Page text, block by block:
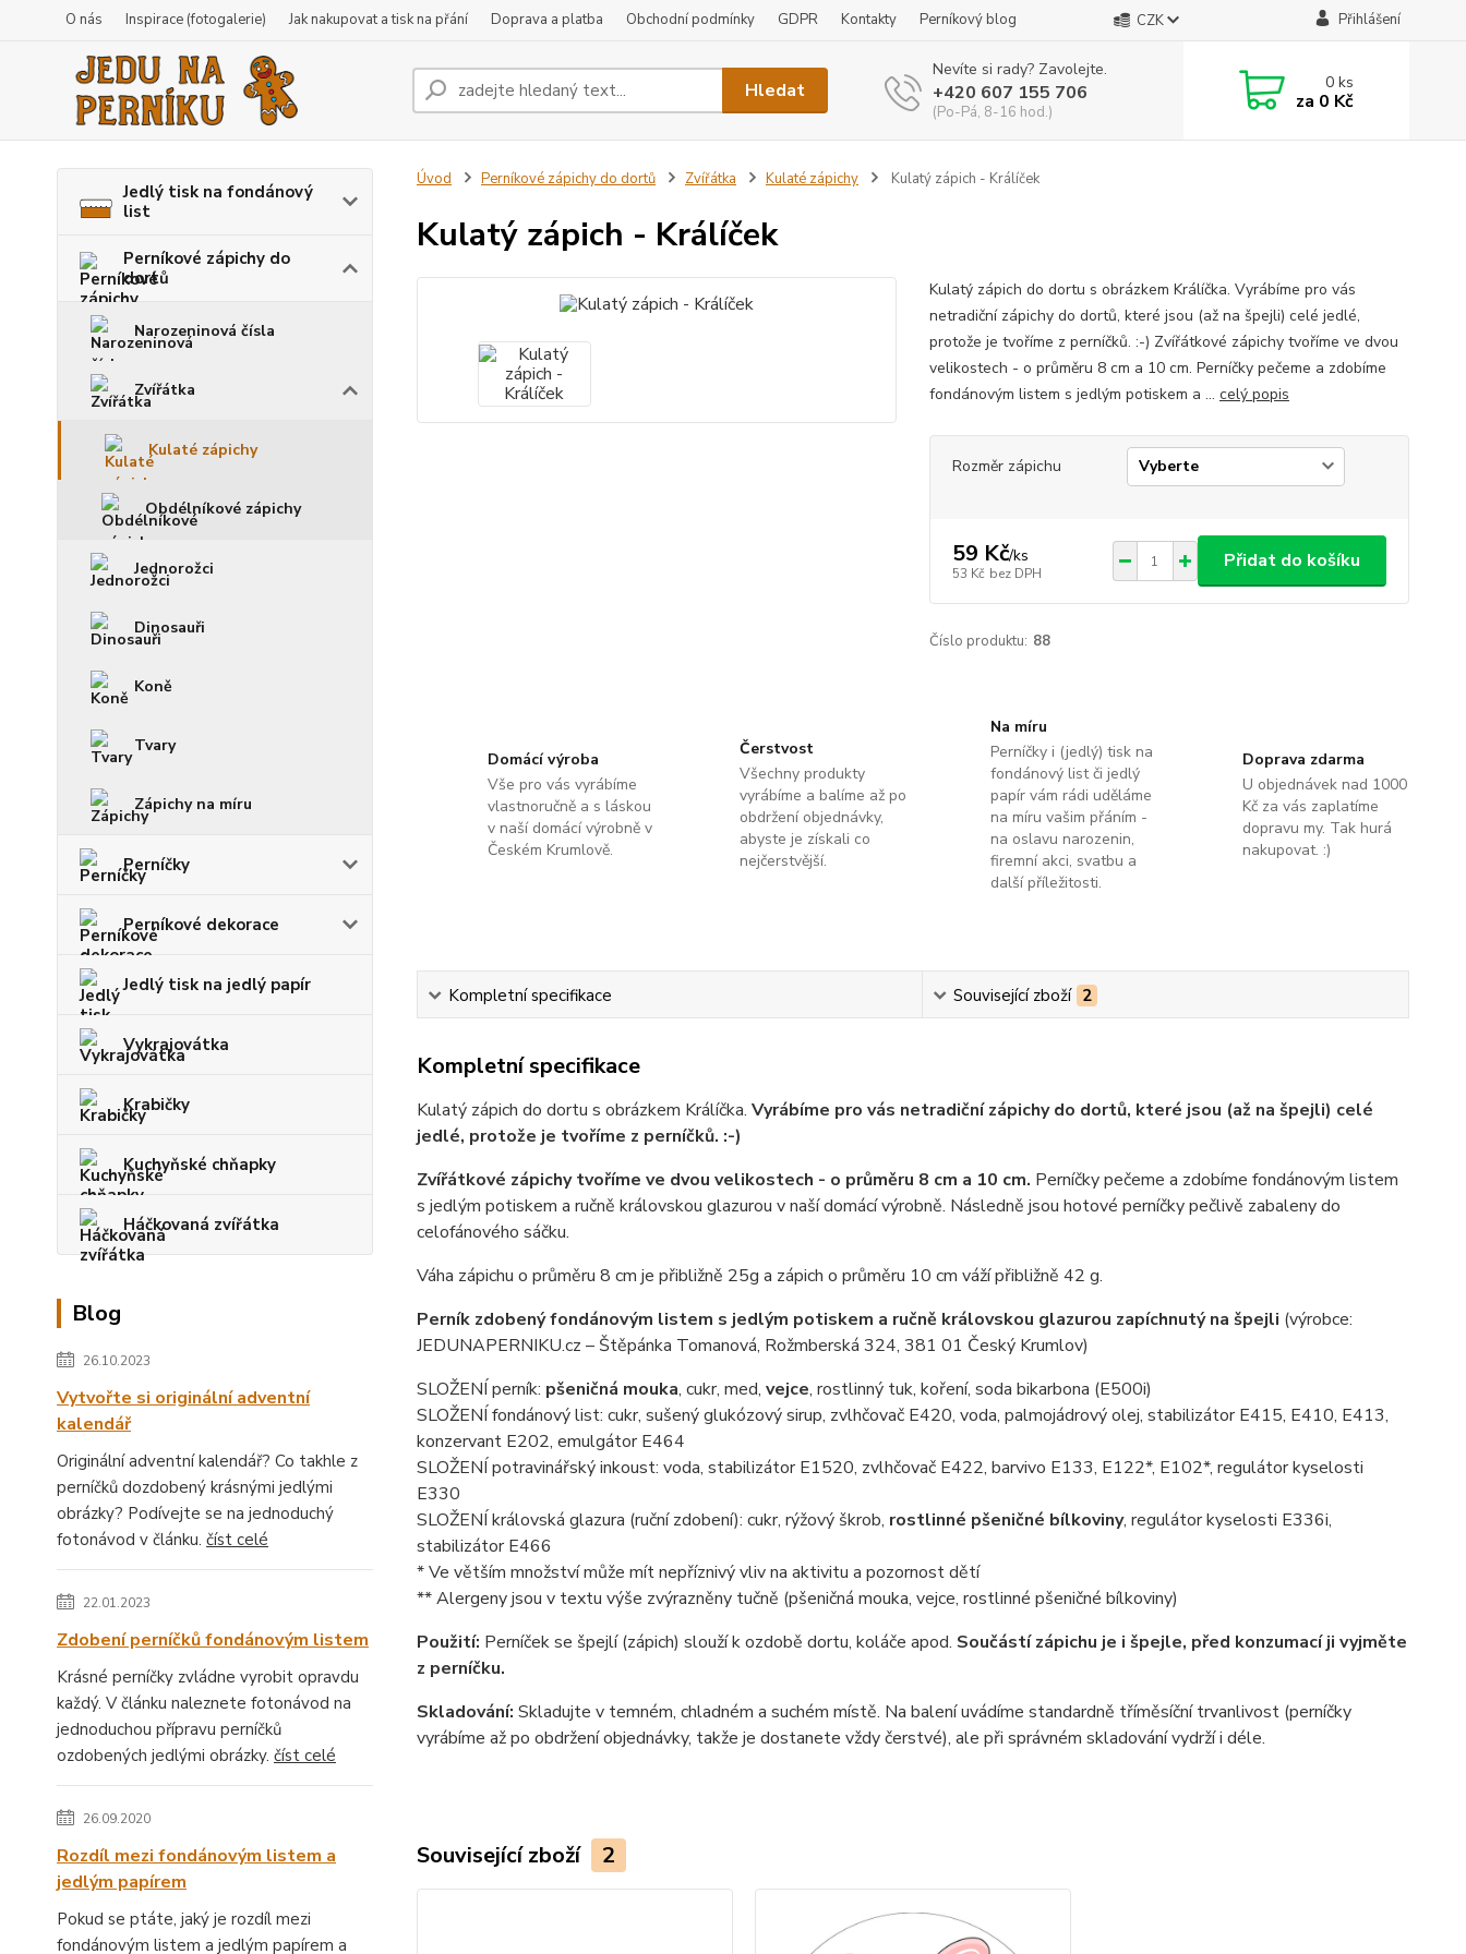
O nás Inspirace (fotogalerie) Jak nakupovat a tisk na přání Doprava a platba Obchodní podmínky GDPR Kontakty Perníkový blog CZK Přihlášení
Hledat
Nevíte si rady? Zavolejte.
+420 607 155 706
(Po-Pá, 8-16 hod.)
0ks
za 0 Kč
Jedlý tisk na fondánový
list
Perníkové zápichy do
dortů
Narozeninová čísla
Zvířátka
Kulaté zápichy
Obdélníkové zápichy
Jednorožci
Dinosauři
Koně
Tvary
Zápichy na míru
Perníčky
Perníkové dekorace
Jedlý tisk na jedlý papír
Vykrajovátka
Krabičky
Kuchyňské chňapky
Háčkovaná zvířátka
Blog
26.10.2023
Vytvořte si originální adventní
kalendář
Originální adventní kalendář? Co takhle z
perníčků dozdobený krásnými jedlými
obrázky? Podívejte se na jednoduchý
fotonávod v článku. číst celé
22.01.2023
Zdobení perníčků fondánovým listem
Krásné perníčky zvládne vyrobit opravdu
každý. V článku naleznete fotonávod na
jednoduchou přípravu perníčků
ozdobených jedlými obrázky. číst celé
26.09.2020
Rozdíl mezi fondánovým listem a
jedlým papírem
Pokud se ptáte, jaký je rozdíl mezi
fondánovým listem a jedlým papírem a
Úvod Perníkové zápichy do dortů Zvířátka Kulaté zápichy Kulatý zápich - Králíček
Kulatý zápich - Králíček
Kulatý zápich do dortu s obrázkem Králíčka. Vyrábíme pro vás
netradiční zápichy do dortů, které jsou (až na špejli) celé jedlé,
protože je tvoříme z perníčků. :-) Zvířátkové zápichy tvoříme ve dvou
velikostech - o průměru 8 cm a 10 cm. Perníčky pečeme a zdobíme
fondánovým listem s jedlým potiskem a ... celý popis
Rozměr zápichu
59 Kč/ks
53 Kč bez DPH
Přidat do košíku
Číslo produktu: 88
Domácí výroba
Vše pro vás vyrábíme
vlastnoručně a s láskou
v naší domácí výrobně v
Českém Krumlově.
Čerstvost
Všechny produkty
vyrábíme a balíme až po
obdržení objednávky,
abyste je získali co
nejčerstvější.
Na míru
Perníčky i (jedlý) tisk na
fondánový list či jedlý
papír vám rádi uděláme
na míru vašim přáním -
na oslavu narozenin,
firemní akci, svatbu a
další příležitosti.
Doprava zdarma
U objednávek nad 1000
Kč za vás zaplatíme
dopravu my. Tak hurá
nakupovat. :)
Kompletní specifikace Související zboží 2
Kompletní specifikace
Kulatý zápich do dortu s obrázkem Králíčka. Vyrábíme pro vás netradiční zápichy do dortů, které jsou (až na špejli) celé
jedlé, protože je tvoříme z perníčků. :-)
Zvířátkové zápichy tvoříme ve dvou velikostech - o průměru 8 cm a 10 cm. Perníčky pečeme a zdobíme fondánovým listem
s jedlým potiskem a ručně královskou glazurou v naší domácí výrobně. Následně jsou hotové perníčky pečlivě zabaleny do
celofánového sáčku.
Váha zápichu o průměru 8 cm je přibližně 25g a zápich o průměru 10 cm váží přibližně 42 g.
Perník zdobený fondánovým listem s jedlým potiskem a ručně královskou glazurou zapíchnutý na špejli (výrobce:
JEDUNAPERNIKU.cz – Štěpánka Tomanová, Rožmberská 324, 381 01 Český Krumlov)
SLOŽENÍ perník: pšeničná mouka, cukr, med, vejce, rostlinný tuk, koření, soda bikarbona (E500i)
SLOŽENÍ fondánový list: cukr, sušený glukózový sirup, zvlhčovač E420, voda, palmojádrový olej, stabilizátor E415, E410, E413,
konzervant E202, emulgátor E464
SLOŽENÍ potravinářský inkoust: voda, stabilizátor E1520, zvlhčovač E422, barvivo E133, E122*, E102*, regulátor kyselosti
E330
SLOŽENÍ královská glazura (ruční zdobení): cukr, rýžový škrob, rostlinné pšeničné bílkoviny, regulátor kyselosti E336i,
stabilizátor E466
* Ve větším množství může mít nepříznivý vliv na aktivitu a pozornost dětí
** Alergeny jsou v textu výše zvýrazněny tučně (pšeničná mouka, vejce, rostlinné pšeničné bílkoviny)
Použití: Perníček se špejlí (zápich) slouží k ozdobě dortu, koláče apod. Součástí zápichu je i špejle, před konzumací ji vyjměte
z perníčku.
Skladování: Skladujte v temném, chladném a suchém místě. Na balení uvádíme standardně tříměsíční trvanlivost (perníčky
vyrábíme až po obdržení objednávky, takže je dostanete vždy čerstvé), ale při správném skladování vydrží i déle.
Související zboží 2